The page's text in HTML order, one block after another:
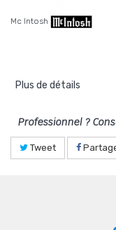
Mc Intosh
Plus de détails
Professionnel ?
Tweet